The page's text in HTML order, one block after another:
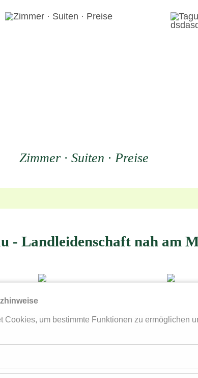
Zimmer · Suiten · Preise
- Landleidenschaft nah am
Cookies, um bestimmte Funktionen zu ermöglichen